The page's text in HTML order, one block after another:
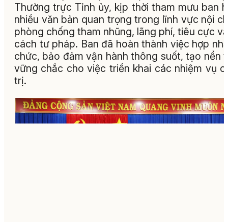
Thường trực Tỉnh ủy, kịp thời tham mưu ban
nhiều văn bản quan trọng trong lĩnh vực nội
phòng chống tham nhũng, lãng phí, tiêu cực
cách tư pháp. Ban đã hoàn thành việc hợp
chức, bảo đảm vận hành thông suốt, tạo nền
vững chắc cho việc triển khai các nhiệm vụ
trị.